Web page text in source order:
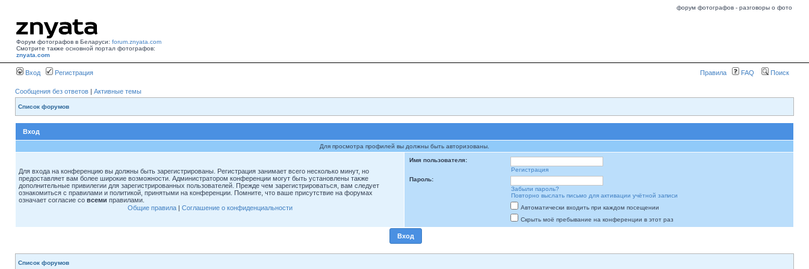
форум фотографов - разговоры о фото
Форум фотографов в Беларуси: forum.znyata.com
Смотрите также основной портал фотографов:
znyata.com
Вход Регистрация Правила FAQ Поиск
Сообщения без ответов | Активные темы
Список форумов
Вход
Для просмотра профилей вы должны быть авторизованы.
Для входа на конференцию вы должны быть зарегистрированы. Регистрация занимает всего несколько минут, но
предоставляет вам более широкие возможности. Администратором конференции могут быть установлены также
дополнительные привилегии для зарегистрированных пользователей. Прежде чем зарегистрироваться, вам следует
ознакомиться с правилами и политикой, принятыми на конференции. Помните, что ваше присутствие на форумах
означает согласие со всеми правилами.
Общие правила| Соглашение о конфиденциальности
Имя пользователя:
Регистрация
Пароль:
Забыли пароль?
Повторно выслать письмо для активации учётной записи
Автоматически входить при каждом посещении
Скрыть моё пребывание на конференции в этот раз
Список форумов